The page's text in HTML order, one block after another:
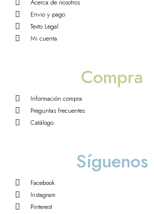
Acerca de nosotros
Envio y pago
Texto Legal
Mi cuenta
Compra
Información compra
Preguntas frecuentes
Catálogo
Síguenos
Facebook
Instagram
Pinterest